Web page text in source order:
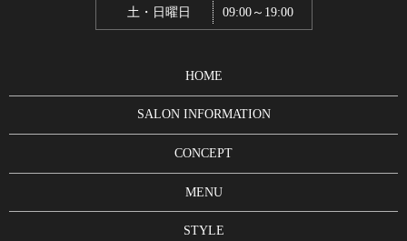
土・日曜日
09:00～19:00
HOME
SALON INFORMATION
CONCEPT
MENU
STYLE